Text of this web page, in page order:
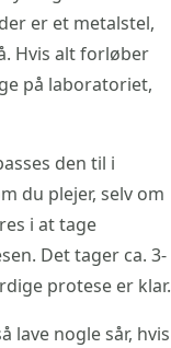
er et metalstel,
Hvis alt forløber
på laboratoriet,
den til i
du plejer, selv om
i at tage
Det tager ca. 3-
protese er klar.
lave nogle sår, hvis